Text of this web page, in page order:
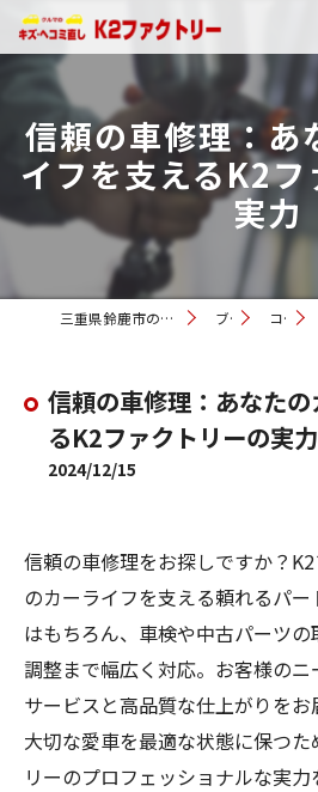
信頼の車修理：あ
イフを支えるK2フ
実力
三重県鈴鹿市の車修理ならK2ファクトリー ブログ コラム
信頼の車修理：あなた
るK2ファクトリーの実力
2024/12/15
信頼の車修理をお探しですか？
のカーライフを支える頼れるパ
はもちろん、車検や中古パーツ
調整まで幅広く対応。お客様の
サービスと高品質な仕上がりを
大切な愛車を最適な状態に保つ
リーのプロフェッショナルな実力